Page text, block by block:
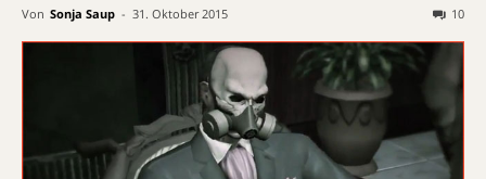
Von Sonja Saup - 31. Oktober 2015 10